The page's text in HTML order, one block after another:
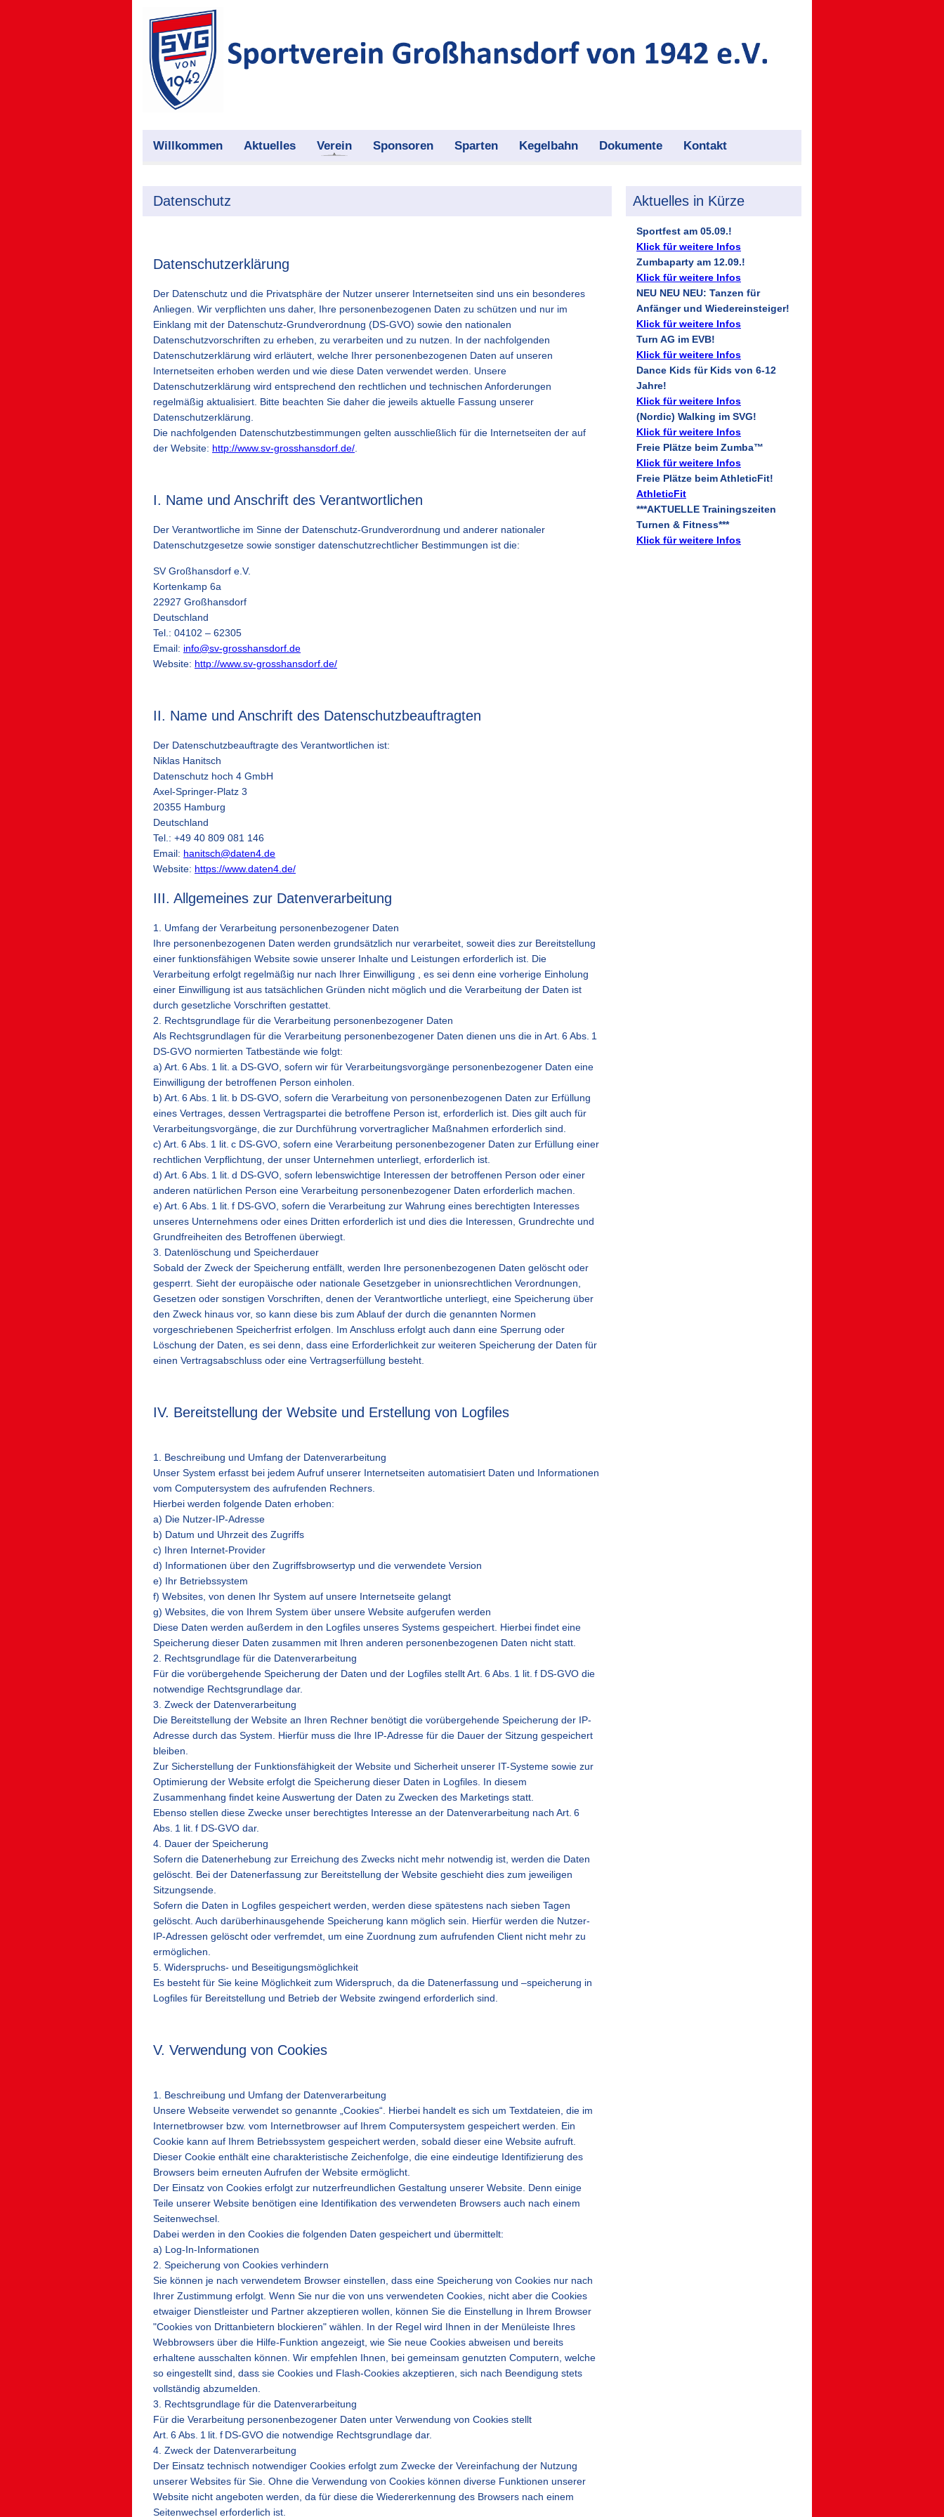
Willkommen Aktuelles Verein Sponsoren Sparten Kegelbahn Dokumente Kontakt
Datenschutz
Datenschutzerklärung
Der Datenschutz und die Privatsphäre der Nutzer unserer Internetseiten sind uns ein besonderes
Anliegen. Wir verpflichten uns daher, Ihre personenbezogenen Daten zu schützen und nur im
Einklang mit der Datenschutz-Grundverordnung (DS-GVO) sowie den nationalen
Datenschutzvorschriften zu erheben, zu verarbeiten und zu nutzen. In der nachfolgenden
Datenschutzerklärung wird erläutert, welche Ihrer personenbezogenen Daten auf unseren
Internetseiten erhoben werden und wie diese Daten verwendet werden. Unsere
Datenschutzerklärung wird entsprechend den rechtlichen und technischen Anforderungen
regelmäßig aktualisiert. Bitte beachten Sie daher die jeweils aktuelle Fassung unserer
Datenschutzerklärung.
Die nachfolgenden Datenschutzbestimmungen gelten ausschließlich für die Internetseiten der auf
der Website: http://www.sv-grosshansdorf.de/
I. Name und Anschrift des Verantwortlichen
Der Verantwortliche im Sinne der Datenschutz-Grundverordnung und anderer nationaler
Datenschutzgesetze sowie sonstiger datenschutzrechtlicher Bestimmungen ist die:
SV Großhansdorf e.V.
Kortenkamp 6a
22927 Großhansdorf
Deutschland
Tel.: 04102 – 62305
Email: info@sv-grosshansdorf.de
Website: http://www.sv-grosshansdorf.de/
II. Name und Anschrift des Datenschutzbeauftragten
Der Datenschutzbeauftragte des Verantwortlichen ist:
Niklas Hanitsch
Datenschutz hoch 4 GmbH
Axel-Springer-Platz 3
20355 Hamburg
Deutschland
Tel.: +49 40 809 081 146
Email: hanitsch@daten4.de
Website: https://www.daten4.de/
III. Allgemeines zur Datenverarbeitung
1. Umfang der Verarbeitung personenbezogener Daten
Ihre personenbezogenen Daten werden grundsätzlich nur verarbeitet, soweit dies zur Bereitstellung
einer funktionsfähigen Website sowie unserer Inhalte und Leistungen erforderlich ist. Die
Verarbeitung erfolgt regelmäßig nur nach Ihrer Einwilligung , es sei denn eine vorherige Einholung
einer Einwilligung ist aus tatsächlichen Gründen nicht möglich und die Verarbeitung der Daten ist
durch gesetzliche Vorschriften gestattet.
2. Rechtsgrundlage für die Verarbeitung personenbezogener Daten
Als Rechtsgrundlagen für die Verarbeitung personenbezogener Daten dienen uns die in Art. 6 Abs. 1
DS-GVO normierten Tatbestände wie folgt:
a) Art. 6 Abs. 1 lit. a DS-GVO, sofern wir für Verarbeitungsvorgänge personenbezogener Daten eine
Einwilligung der betroffenen Person einholen.
b) Art. 6 Abs. 1 lit. b DS-GVO, sofern die Verarbeitung von personenbezogenen Daten zur Erfüllung
eines Vertrages, dessen Vertragspartei die betroffene Person ist, erforderlich ist. Dies gilt auch für
Verarbeitungsvorgänge, die zur Durchführung vorvertraglicher Maßnahmen erforderlich sind.
c) Art. 6 Abs. 1 lit. c DS-GVO, sofern eine Verarbeitung personenbezogener Daten zur Erfüllung einer
rechtlichen Verpflichtung, der unser Unternehmen unterliegt, erforderlich ist.
d) Art. 6 Abs. 1 lit. d DS-GVO, sofern lebenswichtige Interessen der betroffenen Person oder einer
anderen natürlichen Person eine Verarbeitung personenbezogener Daten erforderlich machen.
e) Art. 6 Abs. 1 lit. f DS-GVO, sofern die Verarbeitung zur Wahrung eines berechtigten Interesses
unseres Unternehmens oder eines Dritten erforderlich ist und dies die Interessen, Grundrechte und
Grundfreiheiten des Betroffenen überwiegt.
3. Datenlöschung und Speicherdauer
Sobald der Zweck der Speicherung entfällt, werden Ihre personenbezogenen Daten gelöscht oder
gesperrt. Sieht der europäische oder nationale Gesetzgeber in unionsrechtlichen Verordnungen,
Gesetzen oder sonstigen Vorschriften, denen der Verantwortliche unterliegt, eine Speicherung über
den Zweck hinaus vor, so kann diese bis zum Ablauf der durch die genannten Normen
vorgeschriebenen Speicherfrist erfolgen. Im Anschluss erfolgt auch dann eine Sperrung oder
Löschung der Daten, es sei denn, dass eine Erforderlichkeit zur weiteren Speicherung der Daten für
einen Vertragsabschluss oder eine Vertragserfüllung besteht.
IV. Bereitstellung der Website und Erstellung von Logfiles
1. Beschreibung und Umfang der Datenverarbeitung
Unser System erfasst bei jedem Aufruf unserer Internetseiten automatisiert Daten und Informationen
vom Computersystem des aufrufenden Rechners.
Hierbei werden folgende Daten erhoben:
a) Die Nutzer-IP-Adresse
b) Datum und Uhrzeit des Zugriffs
c) Ihren Internet-Provider
d) Informationen über den Zugriffsbrowsertyp und die verwendete Version
e) Ihr Betriebssystem
f) Websites, von denen Ihr System auf unsere Internetseite gelangt
g) Websites, die von Ihrem System über unsere Website aufgerufen werden
Diese Daten werden außerdem in den Logfiles unseres Systems gespeichert. Hierbei findet eine
Speicherung dieser Daten zusammen mit Ihren anderen personenbezogenen Daten nicht statt.
2. Rechtsgrundlage für die Datenverarbeitung
Für die vorübergehende Speicherung der Daten und der Logfiles stellt Art. 6 Abs. 1 lit. f DS-GVO die
notwendige Rechtsgrundlage dar.
3. Zweck der Datenverarbeitung
Die Bereitstellung der Website an Ihren Rechner benötigt die vorübergehende Speicherung der IP-
Adresse durch das System. Hierfür muss die Ihre IP-Adresse für die Dauer der Sitzung gespeichert
bleiben.
Zur Sicherstellung der Funktionsfähigkeit der Website und Sicherheit unserer IT-Systeme sowie zur
Optimierung der Website erfolgt die Speicherung dieser Daten in Logfiles. In diesem
Zusammenhang findet keine Auswertung der Daten zu Zwecken des Marketings statt.
Ebenso stellen diese Zwecke unser berechtigtes Interesse an der Datenverarbeitung nach Art. 6
Abs. 1 lit. f DS-GVO dar.
4. Dauer der Speicherung
Sofern die Datenerhebung zur Erreichung des Zwecks nicht mehr notwendig ist, werden die Daten
gelöscht. Bei der Datenerfassung zur Bereitstellung der Website geschieht dies zum jeweiligen
Sitzungsende.
Sofern die Daten in Logfiles gespeichert werden, werden diese spätestens nach sieben Tagen
gelöscht. Auch darüberhinausgehende Speicherung kann möglich sein. Hierfür werden die Nutzer-
IP-Adressen gelöscht oder verfremdet, um eine Zuordnung zum aufrufenden Client nicht mehr zu
ermöglichen.
5. Widerspruchs- und Beseitigungsmöglichkeit
Es besteht für Sie keine Möglichkeit zum Widerspruch, da die Datenerfassung und –speicherung in
Logfiles für Bereitstellung und Betrieb der Website zwingend erforderlich sind.
V. Verwendung von Cookies
1. Beschreibung und Umfang der Datenverarbeitung
Unsere Webseite verwendet so genannte „Cookies“. Hierbei handelt es sich um Textdateien, die im
Internetbrowser bzw. vom Internetbrowser auf Ihrem Computersystem gespeichert werden. Ein
Cookie kann auf Ihrem Betriebssystem gespeichert werden, sobald dieser eine Website aufruft.
Dieser Cookie enthält eine charakteristische Zeichenfolge, die eine eindeutige Identifizierung des
Browsers beim erneuten Aufrufen der Website ermöglicht.
Der Einsatz von Cookies erfolgt zur nutzerfreundlichen Gestaltung unserer Website. Denn einige
Teile unserer Website benötigen eine Identifikation des verwendeten Browsers auch nach einem
Seitenwechsel.
Dabei werden in den Cookies die folgenden Daten gespeichert und übermittelt:
a) Log-In-Informationen
2. Speicherung von Cookies verhindern
Sie können je nach verwendetem Browser einstellen, dass eine Speicherung von Cookies nur nach
Ihrer Zustimmung erfolgt. Wenn Sie nur die von uns verwendeten Cookies, nicht aber die Cookies
etwaiger Dienstleister und Partner akzeptieren wollen, können Sie die Einstellung in Ihrem Browser
"Cookies von Drittanbietern blockieren" wählen. In der Regel wird Ihnen in der Menüleiste Ihres
Webbrowsers über die Hilfe-Funktion angezeigt, wie Sie neue Cookies abweisen und bereits
erhaltene ausschalten können. Wir empfehlen Ihnen, bei gemeinsam genutzten Computern, welche
so eingestellt sind, dass sie Cookies und Flash-Cookies akzeptieren, sich nach Beendigung stets
vollständig abzumelden.
3. Rechtsgrundlage für die Datenverarbeitung
Für die Verarbeitung personenbezogener Daten unter Verwendung von Cookies stellt
Art. 6 Abs. 1 lit. f DS-GVO die notwendige Rechtsgrundlage dar.
4. Zweck der Datenverarbeitung
Der Einsatz technisch notwendiger Cookies erfolgt zum Zwecke der Vereinfachung der Nutzung
unserer Websites für Sie. Ohne die Verwendung von Cookies können diverse Funktionen unserer
Website nicht angeboten werden, da für diese die Wiedererkennung des Browsers nach einem
Seitenwechsel erforderlich ist.
Aktuelles in Kürze
Sportfest am 05.09.!
Klick für weitere Infos
Zumbaparty am 12.09.!
Klick für weitere Infos
NEU NEU NEU: Tanzen für
Anfänger und Wiedereinsteiger!
Klick für weitere Infos
Turn AG im EVB!
Klick für weitere Infos
Dance Kids für Kids von 6-12
Jahre!
Klick für weitere Infos
(Nordic) Walking im SVG!
Klick für weitere Infos
Freie Plätze beim Zumba™
Klick für weitere Infos
Freie Plätze beim AthleticFit!
AthleticFit
***AKTUELLE Trainingszeiten
Turnen & Fitness***
Klick für weitere Infos